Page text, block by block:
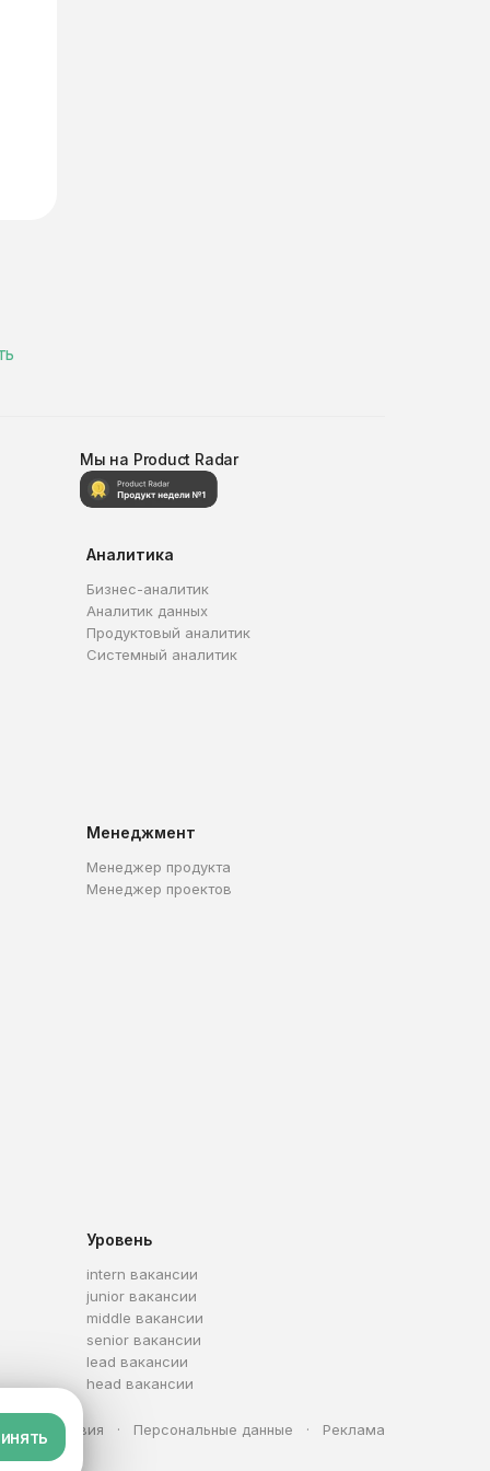
Мы на Product Radar
Аналитика
Бизнес-аналитик
Аналитик данных
Продуктовый аналитик
Системный аналитик
Менеджмент
Менеджер продукта
Менеджер проектов
Уровень
intern вакансии
junior вакансии
middle вакансии
senior вакансии
lead вакансии
head вакансии
Условия Персональные данные Реклама